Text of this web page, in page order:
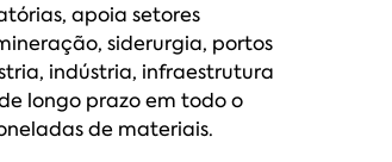
apoia setores
siderurgia, portos
indústria, infraestrutura
longo prazo em todo o
de materiais.